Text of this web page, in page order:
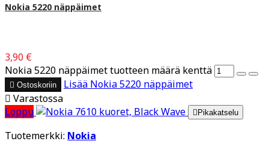
Nokia 5220 näppäimet
3,90 €
Nokia 5220 näppäimet tuotteen määrä kenttä
 Ostoskoriin Lisää Nokia 5220 näppäimet
 Varastossa
Loppu
Pikakatselu
Tuotemerkki: Nokia